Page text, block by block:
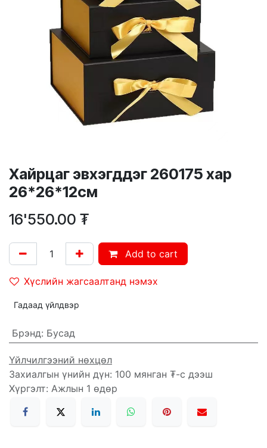
Хайрцаг эвхэгддэг 260175 хар
26*26*12см
16'550.00 ₮
Add to cart
Хүслийн жагсаалтанд нэмэх
Гадаад үйлдвэр
Брэнд: Бусад
Үйлчилгээний нөхцөл
Захиалгын үнийн дүн: 100 мянган ₮-с дээш
Хүргэлт: Ажлын 1 өдөр